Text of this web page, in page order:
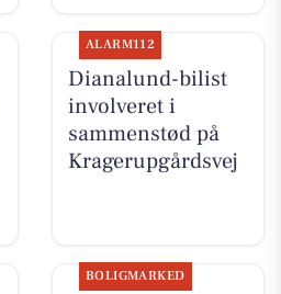
ALARM112
Dianalund-bilist
involveret i
sammenstød på
Kragerupgårdsvej
BOLIGMARKED